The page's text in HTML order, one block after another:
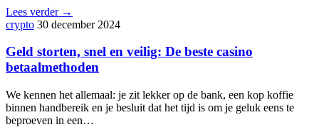
Lees verder →
crypto 30 december 2024
Geld storten, snel en veilig: De beste casino
betaalmethoden
We kennen het allemaal: je zit lekker op de bank, een kop koffie
binnen handbereik en je besluit dat het tijd is om je geluk eens te
beproeven in een…